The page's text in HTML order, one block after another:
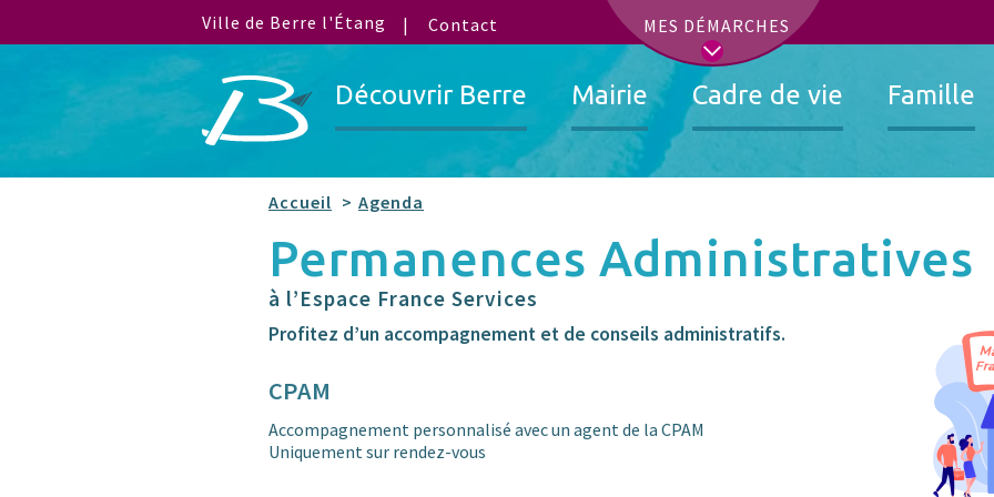
Ville de Berre l'Étang MES DÉMARCHES
Contact
Découvrir Berre Mairie Cadre de vie Famille
Accueil Agenda
Permanences Administratives
à l’Espace France Services
Profitez d’un accompagnement et de conseils administratifs.
CPAM
Accompagnement personnalisé avec un agent de la CPAM
Uniquement sur rendez-vous